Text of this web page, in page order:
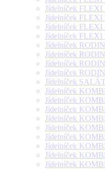
Jídelníček FLEXI
Jídelníček FLEXI
Jídelníček FLEXI
Jídelníček FLEXI
Jídelníček
Jídelníček
Jídelníček
Jídelníček
Jídelníček
Jídelníček
Jídelníček
Jídelníček
Jídelníček
Jídelníček
Jídelníček
Jídelníček
Jídelníček
Jídelníček